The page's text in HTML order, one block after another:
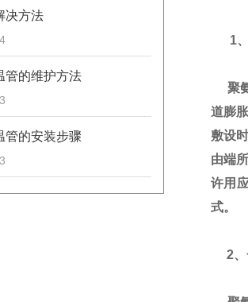
决方法
管的维护方法
管的安装步骤
1、
聚氨
道膨
敷设
由端
许用
式。
2、